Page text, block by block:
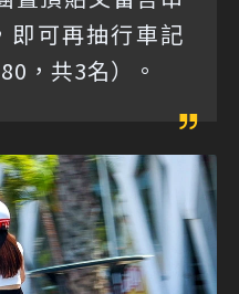
即可再抽行車記
，共3名）。